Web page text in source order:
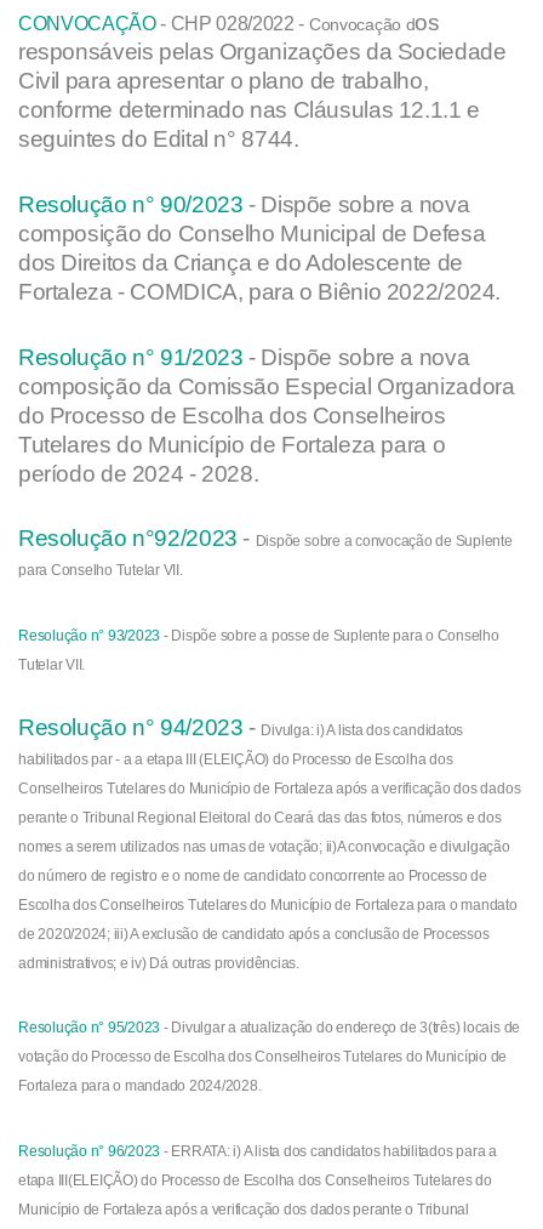
CONVOCAÇÃO- CHP 028/2022 - Convocação dos
responsáveis pelas Organizações da Sociedade
Civil para apresentar o plano de trabalho,
conforme determinado nas Cláusulas 12.1.1 e
seguintes do Edital n° 8744.
Resolução n° 90/2023 - Dispõe sobre a nova
composição do Conselho Municipal de Defesa
dos Direitos da Criança e do Adolescente de
Fortaleza - COMDICA, para o Biênio 2022/2024.
Resolução n° 91/2023 - Dispõe sobre a nova
composição da Comissão Especial Organizadora
do Processo de Escolha dos Conselheiros
Tutelares do Município de Fortaleza para o
período de 2024 - 2028.
Resolução n°92/2023 - Dispõe sobre a convocação de Suplente
para Conselho Tutelar VII.
Resolução n° 93/2023 - Dispõe sobre a posse de Suplente para o Conselho
Tutelar VII.
Resolução n° 94/2023 - Divulga: i) A lista dos candidatos
habilitados par - a a etapa III (ELEIÇÃO) do Processo de Escolha dos
Conselheiros Tutelares do Município de Fortaleza após a verificação dos dados
perante o Tribunal Regional Eleitoral do Ceará das das fotos, números e dos
nomes a serem utilizados nas urnas de votação; ii)A convocação e divulgação
do número de registro e o nome de candidato concorrente ao Processo de
Escolha dos Conselheiros Tutelares do Município de Fortaleza para o mandato
de 2020/2024; iii) A exclusão de candidato após a conclusão de Processos
administrativos; e iv) Dá outras providências.
Resolução n° 95/2023 - Divulgar a atualização do endereço de 3(três) locais de
votação do Processo de Escolha dos Conselheiros Tutelares do Município de
Fortaleza para o mandado 2024/2028.
Resolução n° 96/2023 - ERRATA: i) A lista dos candidatos habilitados para a
etapa III(ELEIÇÃO) do Processo de Escolha dos Conselheiros Tutelares do
Município de Fortaleza após a verificação dos dados perante o Tribunal